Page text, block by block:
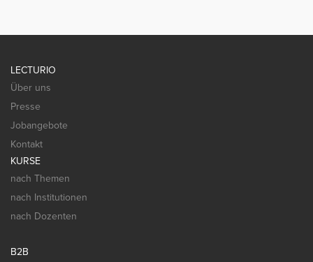
LECTURIO
Über uns
Presse
Jobangebote
Kontakt
KURSE
nach Themen
nach Institutionen
nach Dozenten
B2B